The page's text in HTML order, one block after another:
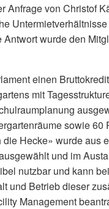
Anfrage von Christof
wurde den
einen
mit
sowie 60
Hecke» wurde aus
und im
nutzbar und kann
und Betrieb dieser
Management